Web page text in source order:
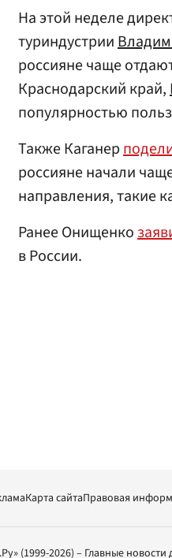
На этой неделе
туриндустрии
россияне чаще
Краснодарский край,
популярностью
Также Каганер
россияне начали
направления, такие
Ранее Онищенко
в России.
Карта сайтаПравовая
(1999-2026) – Главные новости